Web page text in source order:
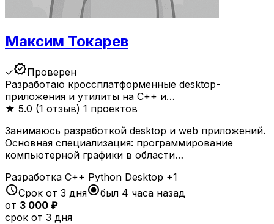
Максим Токарев
✓verifiedПроверен
Разработаю кроссплатформенные desktop-
приложения и утилиты на C++ и…
★ 5.0 (1 отзыв) 1 проектов
Занимаюсь разработкой desktop и web приложений.
Основная специализация: программирование
компьютерной графики в области…
Разработка C++ Python Desktop +1
scheduleСрок от 3 дняradio_button_checkedбыл 4 часа назад
от 3 000 ₽
срок от 3 дня